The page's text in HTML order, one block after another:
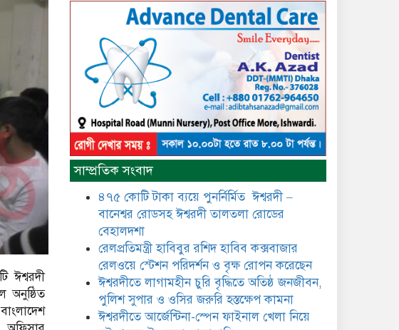
ঈশ্বরদী
অনুষ্ঠিত
——বিএনপির কেন্দ্রিয় নেতা
সাবেক এমপি বীর মুক্তিযোদ্ধা
সিরাজুল ইসলাম সরদার
আটঘরিয়ায় বিএনপি নেতার ভাতিজাকে ছাত্রলীগের সাধারণ সম্পাদক
​​অবৈধ অর্থ বা পেশীশক্তি না থাকলে
রাজনীতিতে টিকে থাকার একমাত্র
নৈতিকতা——বিএনপির কেন্দ্রিয়
নেতা সিরাজুল ইসলাম সরদার
জেলা ডিবি টিমের বিশেষ অভিযানে
রতন লাল বিশ্বাসকে ৫০ বোতল
কোডিন যুক্ত সিরাপসহ গ্রেফতার
ঈশ্বরদীতে বিএনপি নেত্রীর বিরুদ্ধে
জমি ও দোকান দখলের চেষ্টার
অভিযোগে সংবাদ সম্মেলন
সাম্প্রতিক সংবাদ
৪৭৫ কোটি টাকা ব্যয়ে পুনর্নির্মিত ঈশ্বরদী –
বানেশ্বর রোডসহ ঈশ্বরদী তালতলা রোডের
বেহালদশা
রেলপ্রতিমন্ত্রী হাবিবুর রশিদ হাবিব কক্সবাজার
রেলওয়ে স্টেশন পরিদর্শন ও বৃক্ষ রোপন করেছেন
ঈশ্বরদীতে লাগামহীন চুরি বৃদ্ধিতে অতিষ্ঠ জনজীবন,
পুলিশ সুপার ও ওসির জরুরি হস্তক্ষেপ কামনা ​
ঈশ্বরদীতে আর্জেন্টিনা-স্পেন ফাইনাল খেলা নিয়ে